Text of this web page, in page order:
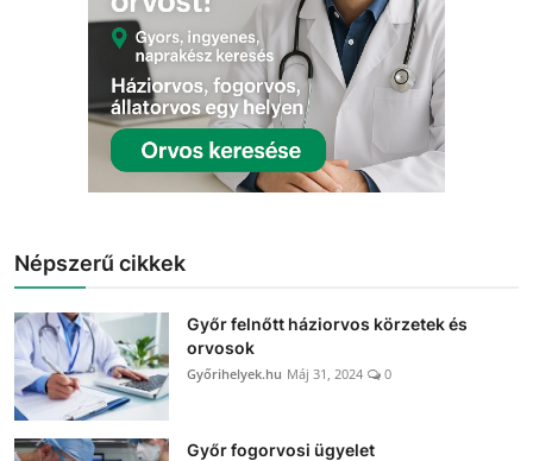
Népszerű cikkek
Győr felnőtt háziorvos körzetek és
orvosok
Győrihelyek.hu Máj 31, 2024 0
Győr fogorvosi ügyelet